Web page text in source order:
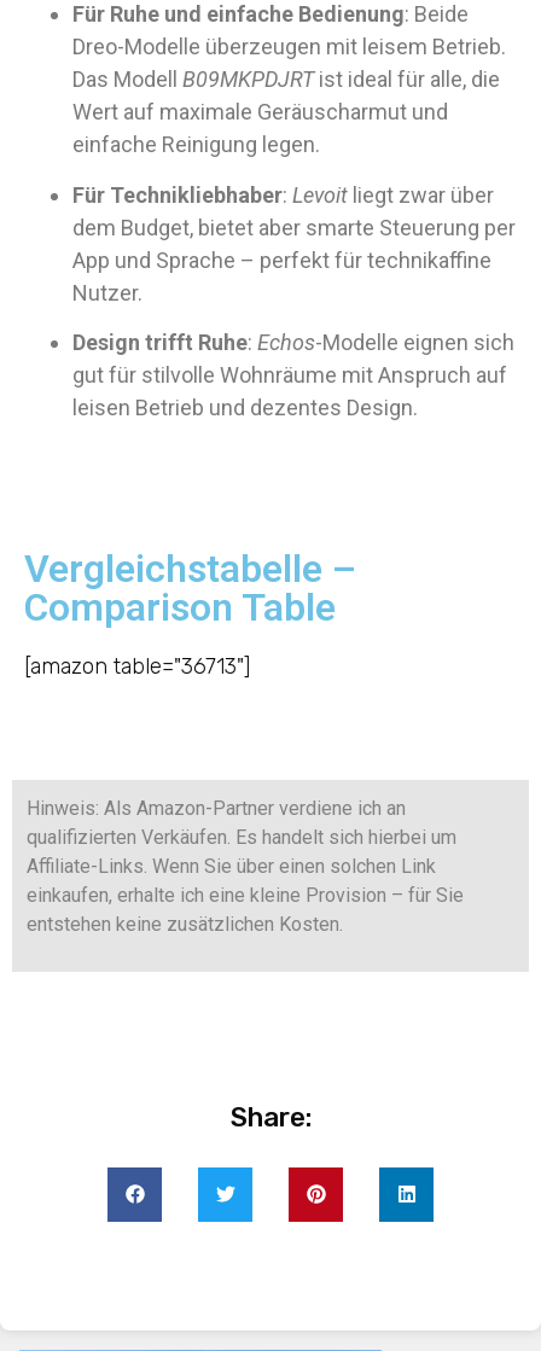
Für Ruhe und einfache Bedienung: Beide
Dreo-Modelle überzeugen mit leisem Betrieb.
Das Modell B09MKPDJRTist ideal für alle, die
Wert auf maximale Geräuscharmut und
einfache Reinigung legen.
Für Technikliebhaber: Levoit liegt zwar über
dem Budget, bietet aber smarte Steuerung per
App und Sprache – perfekt für technikaffine
Nutzer.
Design trifft Ruhe: Echos-Modelle eignen sich
gut für stilvolle Wohnräume mit Anspruch auf
leisen Betrieb und dezentes Design.
Vergleichstabelle –
Comparison Table
[amazon table="36713"]
Hinweis: Als Amazon-Partner verdiene ich an
qualifizierten Verkäufen. Es handelt sich hierbei um
Affiliate-Links. Wenn Sie über einen solchen Link
einkaufen, erhalte ich eine kleine Provision – für Sie
entstehen keine zusätzlichen Kosten.
Share: